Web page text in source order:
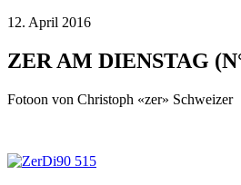
12. April 2016
ZER AM DIENSTAG
Fotoon von Christoph «zer» Schweizer